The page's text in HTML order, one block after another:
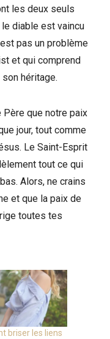
les deux seuls
diable est vaincu
pas un problème
et qui comprend
héritage.
Père que notre paix
jour, tout comme
Le Saint-Esprit
tout ce qui
Alors, ne crains
et que la paix de
toutes tes
briser les liens